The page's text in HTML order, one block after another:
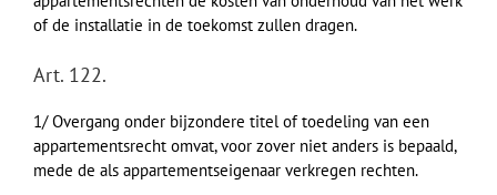
of de installatie in de toekomst zullen dragen.
Art. 122.
1/ Overgang onder bijzondere titel of toedeling van een
appartementsrecht omvat, voor zover niet anders is bepaald,
mede de als appartementseigenaar verkregen rechten.